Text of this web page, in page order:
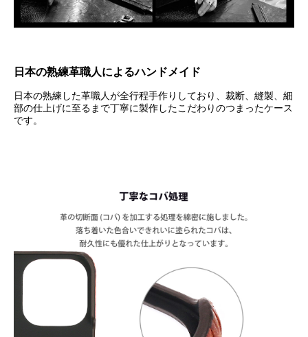
日本の熟練革職人によるハンドメイド
日本の熟練した革職人が全行程手作りしており、裁断、縫製、細
部の仕上げに至るまで丁寧に製作したこだわりのつまったケース
です。